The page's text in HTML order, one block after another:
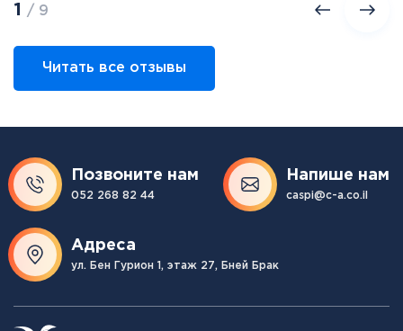
1 / 9
Читать все отзывы
Позвоните нам
052 268 82 44
Напише нам
caspi@c-a.co.il
Адреса
ул. Бен Гурион 1, этаж 27, Бней Брак